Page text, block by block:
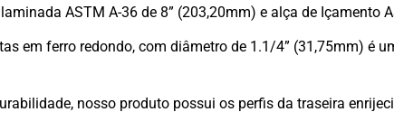
ASTM A-36 de 8” (203,20mm) e alça de Içamento
em ferro redondo, com diâmetro de 1.1/4” (31,75mm) é
nosso produto possui os perfis da traseira